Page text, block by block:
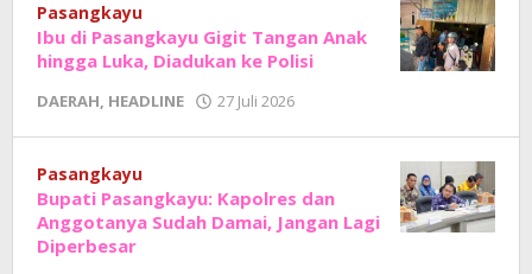
Pasangkayu
Ibu di Pasangkayu Gigit Tangan Anak
hingga Luka, Diadukan ke Polisi
DAERAH, HEADLINE 27 Juli 2026
Junaedi
Pasangkayu
Bupati Pasangkayu: Kapolres dan
Anggotanya Sudah Damai, Jangan Lagi
Diperbesar